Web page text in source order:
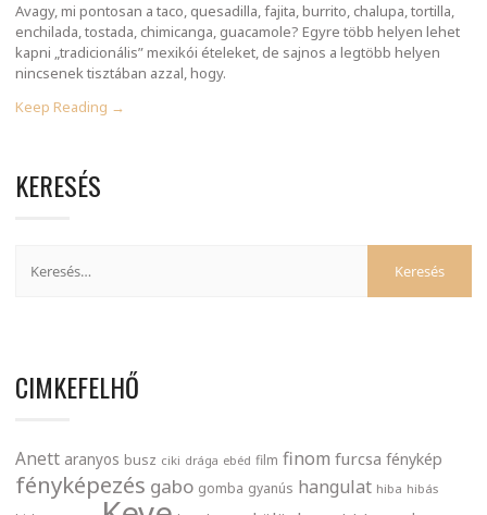
Avagy, mi pontosan a taco, quesadilla, fajita, burrito, chalupa, tortilla,
enchilada, tostada, chimicanga, guacamole? Egyre több helyen lehet
kapni „tradicionális” mexikói ételeket, de sajnos a legtöbb helyen
nincsenek tisztában azzal, hogy.
Keep Reading →
KERESÉS
CIMKEFELHŐ
Anett aranyos busz ciki drága ebéd film finom furcsa fénykép
fényképezés gabo gomba gyanús hangulat hiba hibás